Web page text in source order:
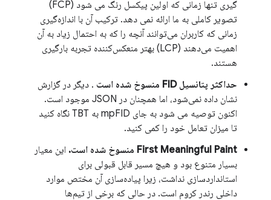
گیری تنها زمانی که اولین پیکسل رنگ می شود (FCP)
تصویر کاملی به ما ارائه نمی دهد. ترکیب آن با اندازه‌گیری
زمانی که کاربران می‌توانند آنچه را که به احتمال زیاد به آن
اهمیت می‌دهند (LCP) بهتر منعکس‌کننده تجربه بارگیری
هستند.
حداکثر پتانسیل FID
منسوخ شده است . دیگر در گزارش
نشان داده نمی‌شود، اما همچنان در JSON موجود است.
اکنون توصیه می شود به جای mpFID به TBT نگاه کنید
تا میزان تعامل خود را کمی کنید.
First Meaningful Paint منسوخ شده است.
این معیار
بسیار متنوع بود و هیچ مسیر قابل قبولی برای
استانداردسازی نداشت، زیرا پیاده‌سازی آن مختص موارد
داخلی رندر کروم است. در حالی که برخی از تیم‌ها